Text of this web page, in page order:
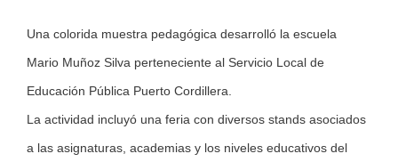
Una colorida muestra pedagógica desarrolló la escuela
Mario Muñoz Silva perteneciente al Servicio Local de
Educación Pública Puerto Cordillera.
La actividad incluyó una feria con diversos stands asociados
a las asignaturas, academias y los niveles educativos del